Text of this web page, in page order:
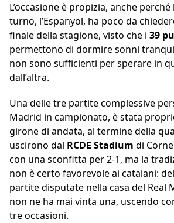
L’occasione è propizia, anche perché
turno, l’Espanyol, ha poco da
finale della stagione, visto che i 39
permettono di dormire sonni
non sono sufficienti per sperare in
dall’altra.
Una delle tre partite complessive
Madrid in campionato, è stata
girone di andata, al termine della
uscirono dal RCDE Stadium di
con una sconfitta per 2-1, ma la
non è certo favorevole ai catalani:
partite disputate nella casa del Real
non ne ha mai vinta una, uscendo
tre occasioni.